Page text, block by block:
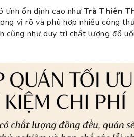
tính ổn định cao nhưTrà Thiên
vị rõ và phù hợp nhiều công
cũng như duy trì chất lượng đồ